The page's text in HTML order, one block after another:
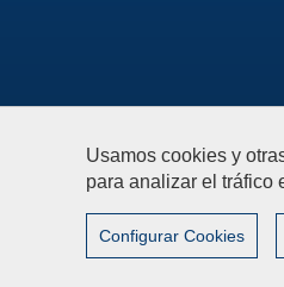
Usamos cookies y
para analizar el tráfico
Configurar Cookies
© 2018 Universidad
| Configurar